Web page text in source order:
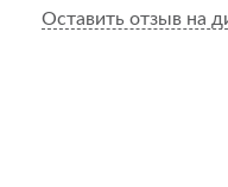
Оставить отзыв на